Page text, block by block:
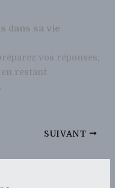
dans sa vie
vos réponses,
restant
SUIVANT